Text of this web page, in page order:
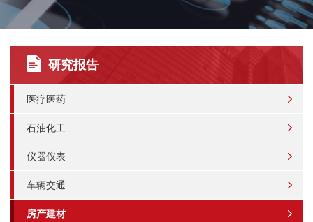
研究报告
医疗医药
石油化工
仪器仪表
车辆交通
房产建材